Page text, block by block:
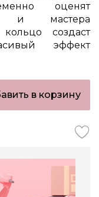
оценят
и мастера
создаст
эффект
в корзину